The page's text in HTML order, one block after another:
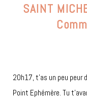
SAINT
20h17, t’as un peu peur
Point Ephémère. Tu